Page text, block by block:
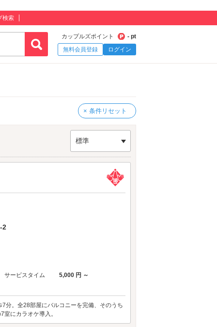
検索
カップルズポイント
- pt
無料会員登録
ログイン
× 条件リセット
標準
2
サービスタイム 5,000 円 ～
分。全28部屋にバルコニーを完備、そのうち
にカラオケ導入。